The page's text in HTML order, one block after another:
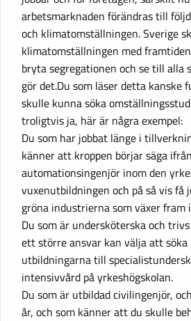
arbetsmarknaden förändras till
och klimatomställningen. Sverige
klimatomställningen med
bryta segregationen och se till alla
gör det.Du som läser detta kanske
skulle kunna söka
troligtvis ja, här är några exempel:
Du som har jobbat länge i
känner att kroppen börjar säga
automationsingenjör inom den
vuxenutbildningen och på så vis få
gröna industrierna som växer fram
Du som är undersköterska och
ett större ansvar kan välja att
utbildningarna till
intensivvård på yrkeshögskolan.
Du som är utbildad civilingenjör,
år, och som känner att du skulle